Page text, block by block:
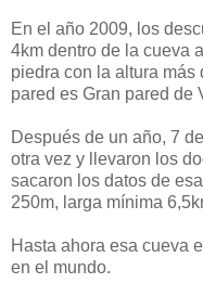
En el año 2009, los
4km dentro de la cueva
piedra con la altura más
pared es Gran pared de
Después de un año, 7
otra vez y llevaron los
sacaron los datos de
250m, larga mínima
Hasta ahora esa cueva
en el mundo.